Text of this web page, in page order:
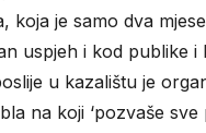
koja je samo dva
uspjeh i kod publike i
u kazalištu je
na koji ‘pozvaše sve